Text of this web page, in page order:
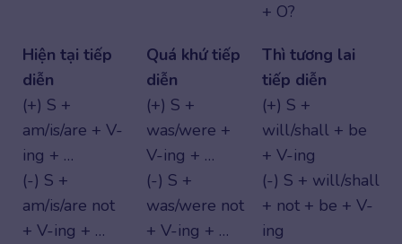
+ O?
Hiện tại tiếp
diễn
(+) S +
am/is/are + V-
ing + …
(-) S +
am/is/are not
+ V-ing + …
Quá khứ tiếp
diễn
(+) S +
was/were +
V-ing + …
(-) S +
was/were not
+ V-ing + …
Thì tương lai
tiếp diễn
(+) S +
will/shall + be
+ V-ing
(-) S + will/shall
+ not + be + V-
ing